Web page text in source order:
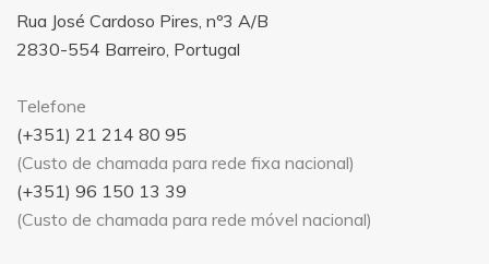
Rua José Cardoso Pires, nº3 A/B
2830-554 Barreiro, Portugal
Telefone
(+351) 21 214 80 95
(Custo de chamada para rede fixa nacional)
(+351) 96 150 13 39
(Custo de chamada para rede móvel nacional)